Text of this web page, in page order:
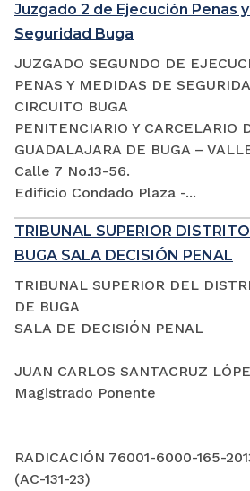
Juzgado 2 de Ejecución Penas
Seguridad Buga
JUZGADO SEGUNDO DE
PENAS Y MEDIDAS DE
CIRCUITO BUGA
PENITENCIARIO Y CARCELARIO
GUADALAJARA DE BUGA –
Calle 7 No.13-56.
Edificio Condado Plaza -...
TRIBUNAL SUPERIOR
BUGA SALA DECISIÓN PENAL
TRIBUNAL SUPERIOR DEL
DE BUGA
SALA DE DECISIÓN PENAL
JUAN CARLOS SANTACRUZ
Magistrado Ponente
RADICACIÓN 76001-6000-165-
(AC-131-23)